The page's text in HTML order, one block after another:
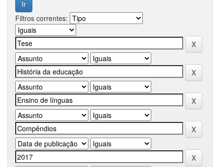
Filtros correntes: